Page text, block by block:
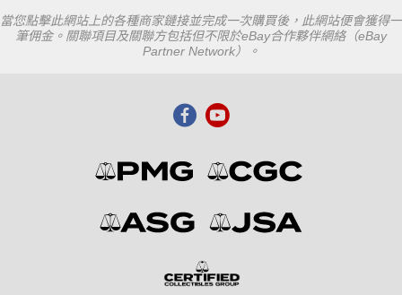
當您點擊此網站上的各種商家鏈接並完成一次購買後，此網站便會獲得一
筆佣金。關聯項目及關聯方包括但不限於eBay合作夥伴網絡（eBay
Partner Network）。